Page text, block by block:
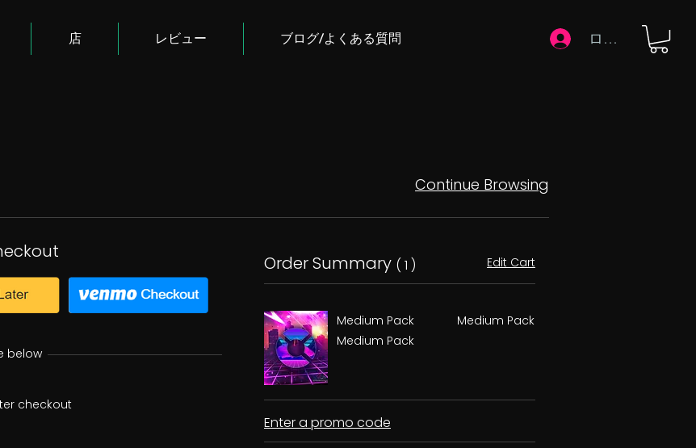
店 レビュー ブログ/よくある質問 ログイン
Continue Browsing
below
checkout
Order Summary ( 1 ) Edit Cart
Medium Pack
Medium Pack
Medium Pack
Enter a promo code